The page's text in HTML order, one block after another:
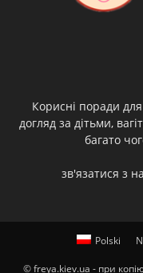
Корисні поради
догляд за дітьми,
багато
зв'язатися з
Polski
© freya.kiev.ua - при